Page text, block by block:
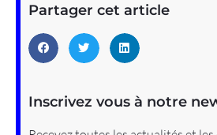
Partager cet article
Inscrivez vous à notre